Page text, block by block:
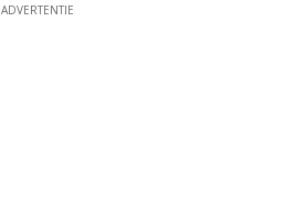
ADVERTENTIE